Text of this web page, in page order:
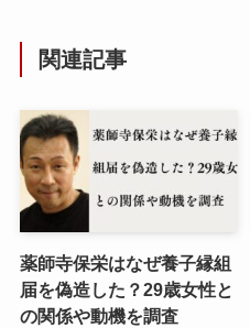
関連記事
薬師寺保栄はなぜ養子縁組
届を偽造した？29歳女性と
の関係や動機を調査